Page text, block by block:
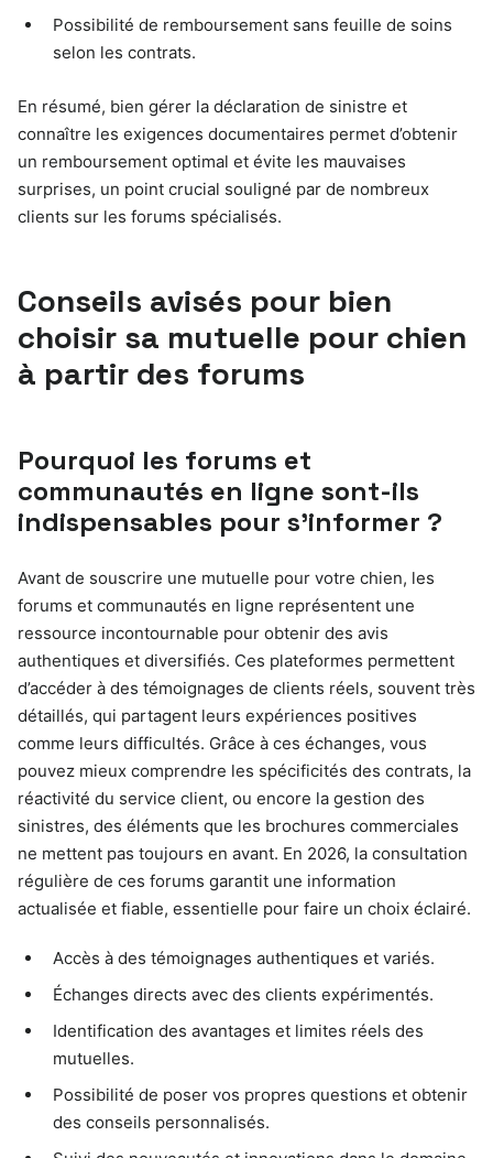
Possibilité de remboursement sans feuille de soins
selon les contrats.
En résumé, bien gérer la déclaration de sinistre et
connaître les exigences documentaires permet d’obtenir
un remboursement optimal et évite les mauvaises
surprises, un point crucial souligné par de nombreux
clients sur les forums spécialisés.
Conseils avisés pour bien
choisir sa mutuelle pour chien
à partir des forums
Pourquoi les forums et
communautés en ligne sont-ils
indispensables pour s’informer ?
Avant de souscrire une mutuelle pour votre chien, les
forums et communautés en ligne représentent une
ressource incontournable pour obtenir des avis
authentiques et diversifiés. Ces plateformes permettent
d’accéder à des témoignages de clients réels, souvent très
détaillés, qui partagent leurs expériences positives
comme leurs difficultés. Grâce à ces échanges, vous
pouvez mieux comprendre les spécificités des contrats, la
réactivité du service client, ou encore la gestion des
sinistres, des éléments que les brochures commerciales
ne mettent pas toujours en avant. En 2026, la consultation
régulière de ces forums garantit une information
actualisée et fiable, essentielle pour faire un choix éclairé.
Accès à des témoignages authentiques et variés.
Échanges directs avec des clients expérimentés.
Identification des avantages et limites réels des
mutuelles.
Possibilité de poser vos propres questions et obtenir
des conseils personnalisés.